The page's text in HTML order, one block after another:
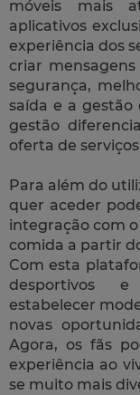
móveis mais
aplicativos
experiência dos
criar
segurança,
saída e a
gestão
oferta de
Para além do
quer aceder
integração com
comida a partir
Com esta
desportivos
estabelecer
novas
Agora, os fãs
experiência ao
se muito mais